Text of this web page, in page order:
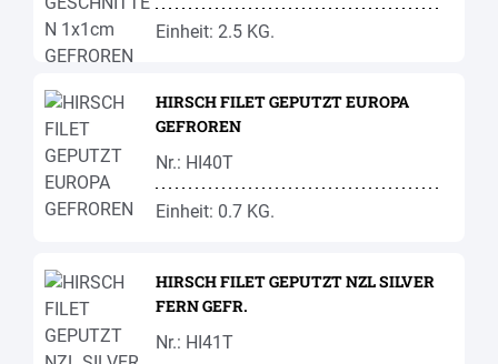
Einheit: 2.5 KG.
HIRSCH FILET GEPUTZT EUROPA
GEFROREN
Nr.: HI40T
Einheit: 0.7 KG.
HIRSCH FILET GEPUTZT NZL SILVER
FERN GEFR.
Nr.: HI41T